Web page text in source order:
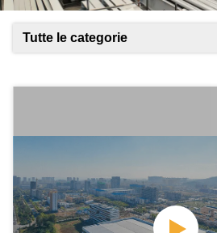
Tutte le categorie